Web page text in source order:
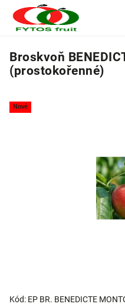
Broskvoň
(prostokořenné)
Nové
Kód: EP BR. BENEDICTE